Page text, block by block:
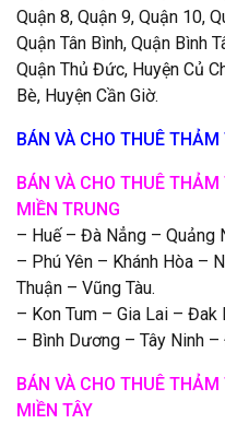
Quận 8, Quận 9, Quận 10,
Quận Tân Bình, Quận Bình
Quận Thủ Đức, Huyện Củ
Bè, Huyện Cần Giờ.
BÁN VÀ CHO THUÊ
BÁN VÀ CHO THUÊ
MIỀN TRUNG
– Huế – Đà Nẳng – Quảng
– Phú Yên – Khánh Hòa –
Thuận – Vũng Tàu.
– Kon Tum – Gia Lai –
– Bình Dương – Tây Ninh –
BÁN VÀ CHO THUÊ
MIỀN TÂY